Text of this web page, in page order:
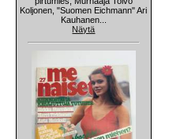
Koljonen, "Suomen Eichmann" Ari
Kauhanen...
Näytä